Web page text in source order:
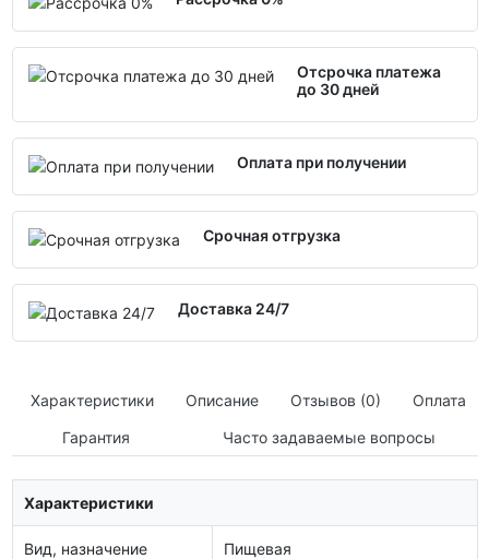
Отсрочка платежа
до 30 дней
Оплата при получении
Срочная отгрузка
Доставка 24/7
Характеристики Описание Отзывов (0)
Оплата
Гарантия
Часто задаваемые вопросы
Характеристики
Вид, назначение Пищевая